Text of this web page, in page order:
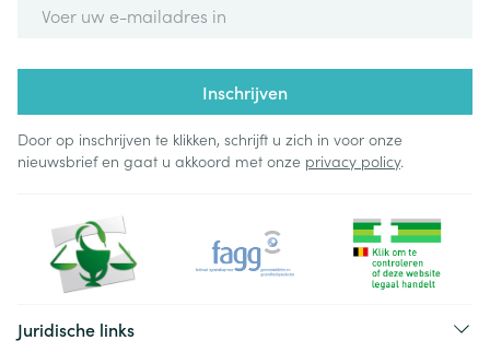
Inschrijven
Door op inschrijven te klikken, schrijft u zich in voor onze
nieuwsbrief en gaat u akkoord met onze privacy policy.
Juridische links